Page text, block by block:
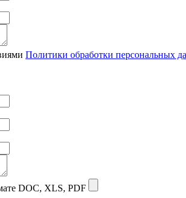
Политики обработки персональных
DOC, XLS, PDF